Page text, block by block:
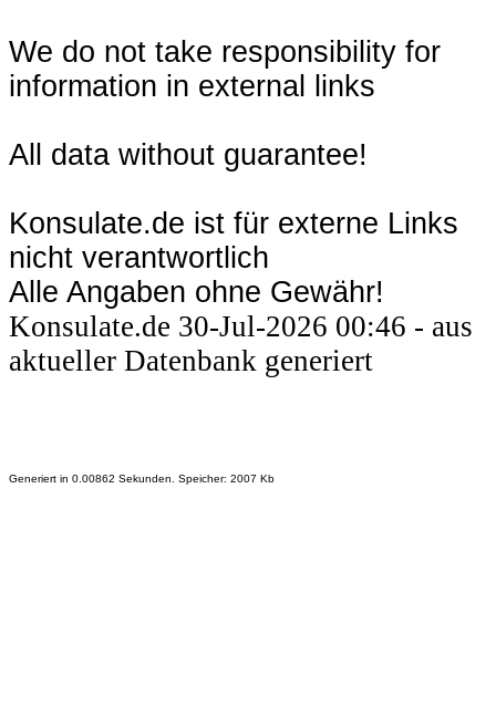
We do not take responsibility for
information in external links
All data without guarantee!
Konsulate.de ist für externe Links
nicht verantwortlich
Alle Angaben ohne Gewähr!
Konsulate.de 30-Jul-2026 00:46 - aus
aktueller Datenbank generiert
Generiert in 0.00862 Sekunden. Speicher: 2007 Kb